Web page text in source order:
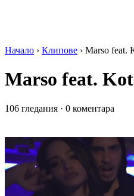
Начало › Клипове › Marso feat.
Marso feat.
106 гледания · 0 коментара